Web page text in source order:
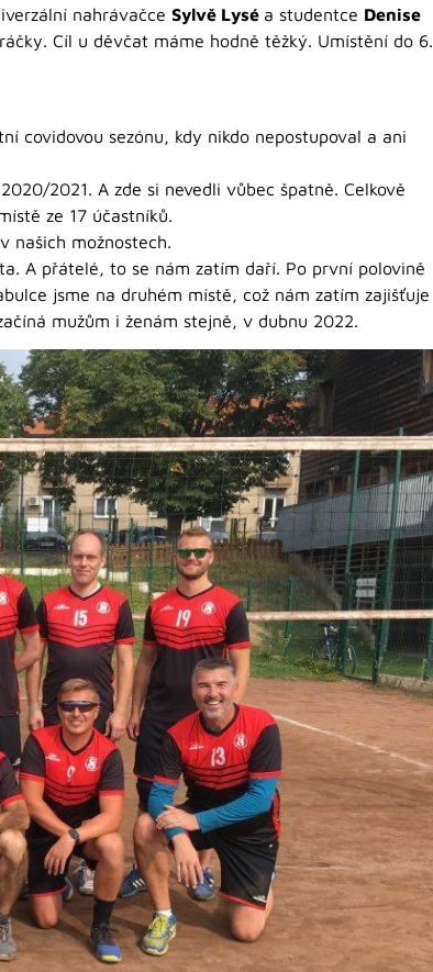
nahrávačce Sylvě Lysé a studentce Denise
Cíl u děvčat máme hodně těžký. Umístění do 6.
covidovou sezónu, kdy nikdo nepostupoval a ani
2021. A zde si nevedli vůbec špatně. Celkově
ze 17 účastníků.
našich možnostech.
A přátelé, to se nám zatím daří. Po první polovině
jsme na druhém místě, což nám zatím zajišťuje
mužům i ženám stejně, v dubnu 2022.